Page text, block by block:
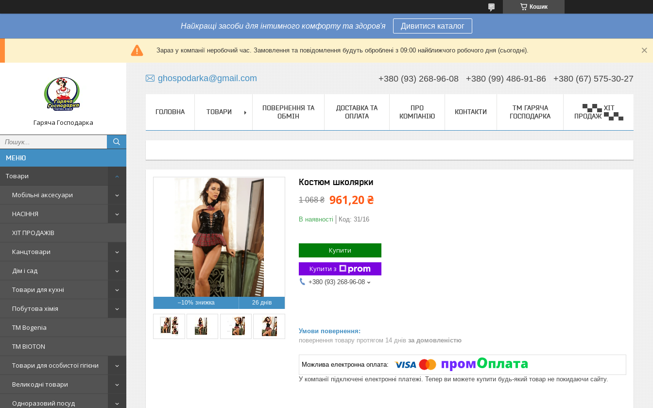
Кошик
Найкращі засоби для інтимного комфорту та здоров'я Дивитися каталог
Зараз у компанії неробочий час. Замовлення та повідомлення будуть оброблені з 09:00 найближчого робочого дня (сьогодні).
Гаряча Господарка
Товари
Мобільні аксесуари
НАСІННЯ
ХІТ ПРОДАЖІВ
Канцтовари
Дім і сад
Товари для кухні
Побутова хімія
ТМ Bogenia
ТМ BIOTON
Товари для особистої гігієни
Великодні товари
Одноразовий посуд
ghospodarka@gmail.com +380 (93) 268-96-08 +380 (99) 486-91-86 +380 (67) 575-30-27
ГОЛОВНА ТОВАРИ
ПОВЕРНЕННЯ ТА
ОБМІН
ДОСТАВКА ТА
ОПЛАТА
ПРО
КОМПАНІЮ
КОНТАКТИ
ТМ ГАРЯЧА
ГОСПОДАРКА
▀▄▀▄ ХІТ
ПРОДАЖ ▀▄▀▄
–10% 26 днів
Костюм школярки
1 068 ₴ 961,20 ₴
В наявності Код: 31/16
Купити
Купити з
+380 (93) 268-96-08
повернення товару протягом 14 днів за домовленістю
У компанії підключені електронні платежі. Тепер ви можете купити будь-який товар не покидаючи сайту.